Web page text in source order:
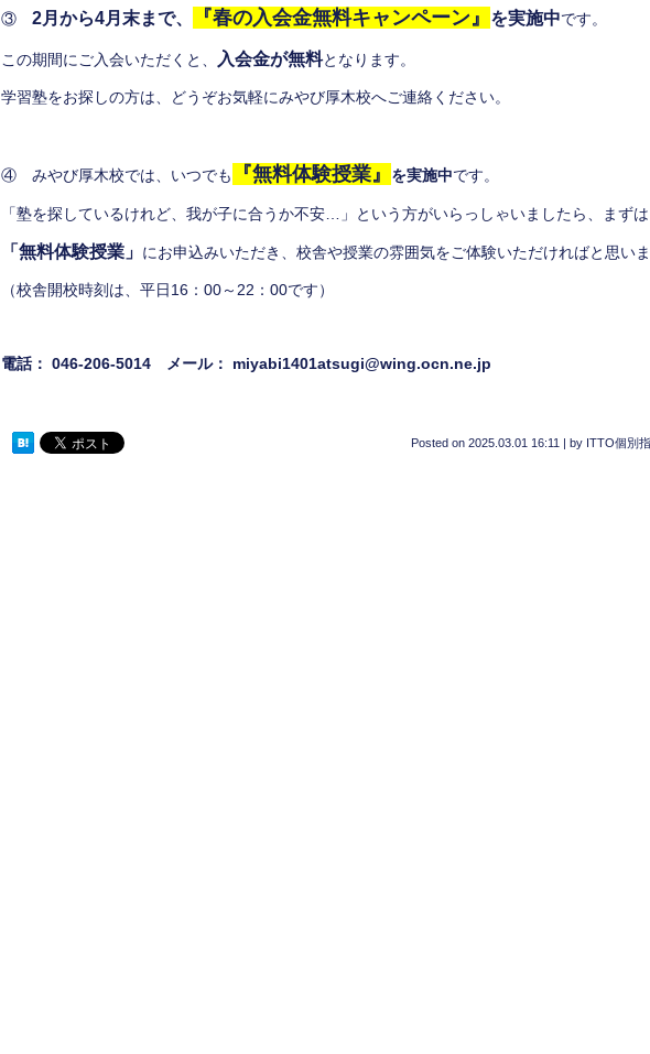
③ 2月から4月末まで、 『春の入会金無料キャンペーン』 を実施中です。
この期間にご入会いただくと、 入会金が無料となります。
学習塾をお探しの方は、どうぞお気軽にみやび厚木校へご連絡ください。
④ みやび厚木校では、いつでも 『無料体験授業』 を実施中です。
「塾を探しているけれど、我が子に合うか不安…」という方がいらっしゃいましたら、まず
「無料体験授業」 にお申込みいただき、校舎や授業の雰囲気をご体験いただければと思いま
（校舎開校時刻は、平日16：00～22：00です）
電話： 046-206-5014 メール： miyabi1401atsugi@wing.ocn.ne.jp
Posted on 2025.03.01 16:11 | by ITTO個別